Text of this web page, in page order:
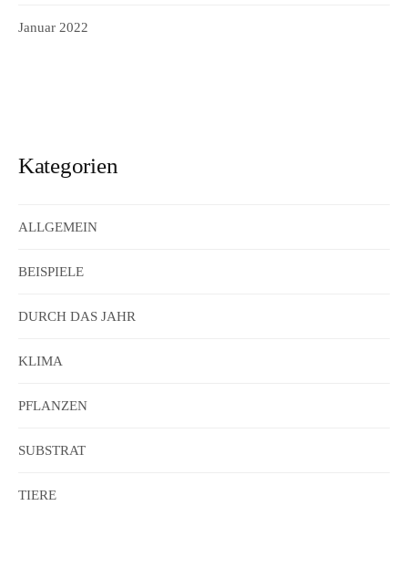
Januar 2022
Kategorien
ALLGEMEIN
BEISPIELE
DURCH DAS JAHR
KLIMA
PFLANZEN
SUBSTRAT
TIERE